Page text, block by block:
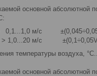
основной абсолютной
0,1...1,0 м/с
> 1,0...20 м/с
температуры воздуха,
основной абсолютной